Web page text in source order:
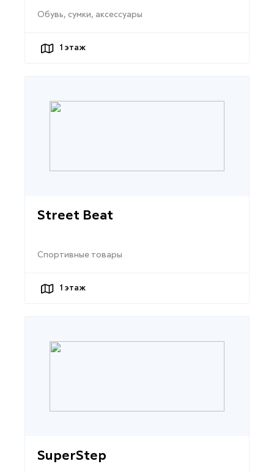
Обувь, сумки, аксессуары
1 этаж
Street Beat
Спортивные товары
1 этаж
SuperStep